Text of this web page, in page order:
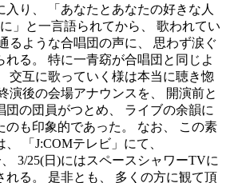
り、 「あなたとあなたの好きな人
」と一言語られてから、 歌われてい
るような合唱団の声に、 思わず涙ぐ
れる。 特に一青窈が合唱団と同じよ
交互に歌っていく様は本当に聴き惚
演後の会場アナウンスを、 開演前と
団の団員がつとめ、 ライブの余韻に
のも印象的であった。 なお、 この素
「J:COMテレビ」にて、
、 3/25(日)にはスペースシャワーTVに
れる。 是非とも、 多くの方に観て頂